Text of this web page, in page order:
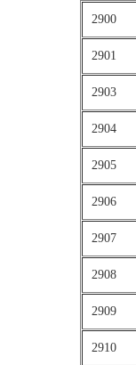
2900
2901
2903
2904
2905
2906
2907
2908
2909
2910